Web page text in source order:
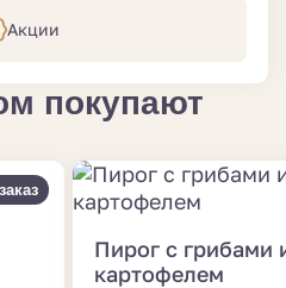
Акции
покупают
Пирог с грибами
картофелем